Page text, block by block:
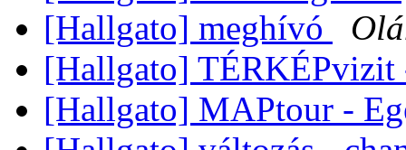
[Hallgato] meghívó
[Hallgato]
[Hallgato] MAPtour -